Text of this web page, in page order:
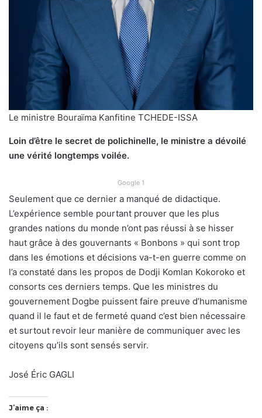
Le ministre Bouraïma Kanfitine TCHEDE-ISSA
Loin d’être le secret de polichinelle, le ministre a dévoilé
une vérité longtemps voilée.
Google 1
Seulement que ce dernier a manqué de didactique.
L’expérience semble pourtant prouver que les plus
grandes nations du monde n’ont pas réussi à se hisser
haut grâce à des gouvernants « Bonbons » qui sont trop
dans les émotions et décisions va-t-en guerre comme on
l’a constaté dans les propos de Dodji Komlan Kokoroko et
consorts ces derniers temps. Que les ministres du
gouvernement Dogbe puissent faire preuve d’humanisme
quand il le faut et de fermeté quand c’est bien nécessaire
et surtout revoir leur manière de communiquer avec les
citoyens qu’ils sont sensés servir.
José Éric GAGLI
J’aime ça :